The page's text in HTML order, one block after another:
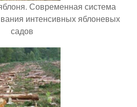
Современная система
интенсивных яблоневых
садов